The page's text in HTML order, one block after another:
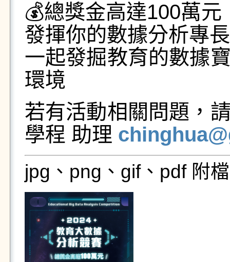
💰總獎金高達100萬
發揮你的數據分析專
一起發掘教育的數據
環境
若有活動相關問題，
學程 助理
jpg、png、gif、pdf 附